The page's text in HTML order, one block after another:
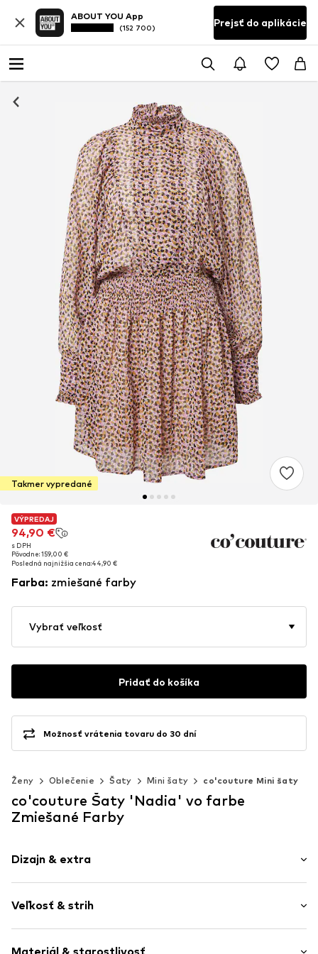
ABOUT YOU App
(152 700) Prejsť do aplikácie
Takmer vypredané
VÝPREDAJ
94,90 €
s DPH
Pôvodne: 159,00 €
Posledná najnižšia cena:44,90 €
VÝPREDAJ
94,90 €
s DPH
Pôvodne: 159,00 €
Posledná najnižšia cena:44,90 €
Farba: zmiešané farby
Vybrať veľkosť
Pridať do košíka
Možnosť vrátenia tovaru do 30 dní
Ženy Oblečenie Šaty Mini šaty co'couture Mini šaty
co'couture Šaty 'Nadia' vo farbe
Zmiešané Farby
Dizajn & extra
Volániky
Riasenie
Zošívaný lem
Veľkosť & strih